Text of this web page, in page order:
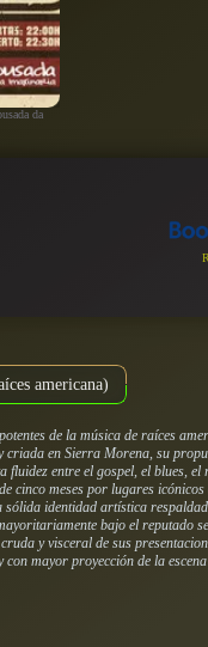
da
americana)
de la música de raíces
criada en Sierra Morena, su
fluidez entre el gospel, el blues,
cinco meses por lugares
identidad artística
bajo el reputado
y visceral de sus
mayor proyección de la